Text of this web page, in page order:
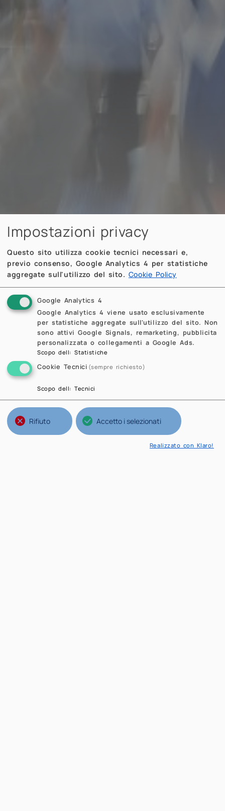
Impostazioni privacy
Questo sito utilizza cookie tecnici necessari e,
previo consenso, Google Analytics 4 per statistiche
aggregate sull'utilizzo del sito. Cookie Policy
Google Analytics 4
Google Analytics 4 viene usato esclusivamente
per statistiche aggregate sull'utilizzo del sito. Non
sono attivi Google Signals, remarketing, pubblicita
personalizzata o collegamenti a Google Ads.
Scopo dell:Statistiche
Cookie Tecnici (sempre richiesto)
Scopo dell:Tecnici
Rifiuto Accetto i selezionati
Realizzato con Klaro!